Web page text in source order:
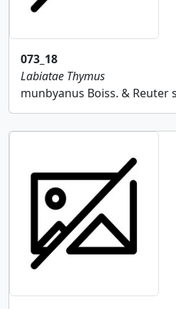
073_18
Labiatae Thymus
munbyanus Boiss. & Reuter